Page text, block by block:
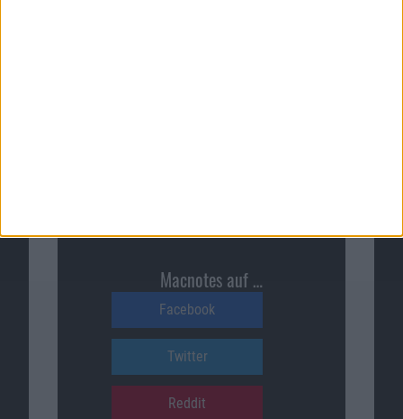
Macnotes auf …
Facebook
Twitter
Reddit